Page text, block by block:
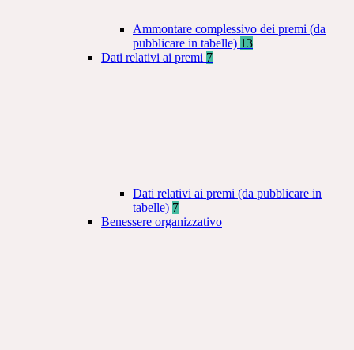
Ammontare complessivo dei premi (da
pubblicare in tabelle) 13
Dati relativi ai premi 7
Dati relativi ai premi (da pubblicare in
tabelle) 7
Benessere organizzativo